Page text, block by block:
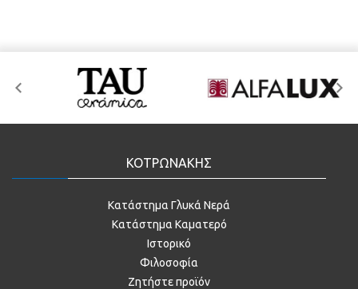
ΚΟΤΡΩΝΑΚΗΣ
Κατάστημα Γλυκά Νερά
Κατάστημα Καματερό
Ιστορικό
Φιλοσοφία
Ζητήστε προϊόν